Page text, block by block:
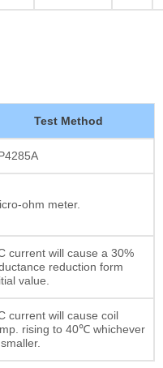
Test Method
ohm meter.
current will cause a 30%
reduction form
value.
current will cause coil
rising to 40℃ whichever